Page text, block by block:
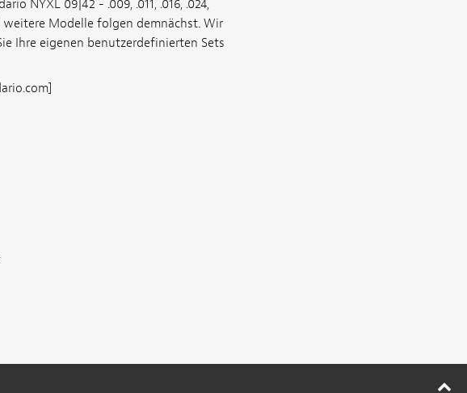
NYXL 09|42 - .009, .011, .016, .024,
weitere Modelle folgen demnächst. Wir
Ihre eigenen benutzerdefinierten Sets